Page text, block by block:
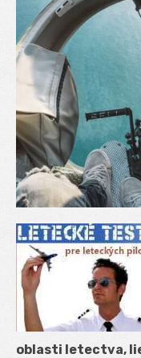
oblasti letectva,